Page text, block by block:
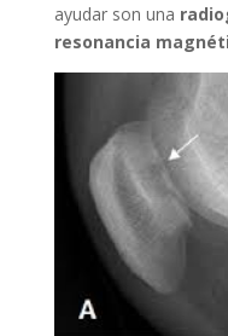
ayudar son una
resonancia